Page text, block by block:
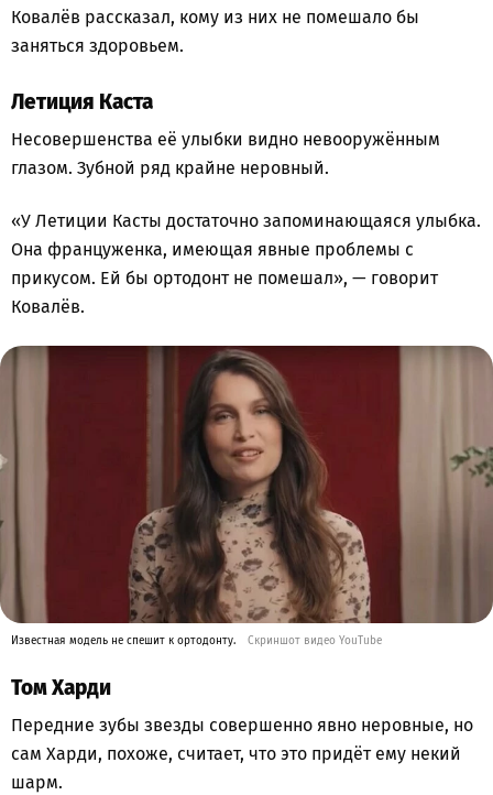
Ковалёв рассказал, кому из них не помешало бы
заняться здоровьем.
Летиция Каста
Несовершенства её улыбки видно невооружённым
глазом. Зубной ряд крайне неровный.
«У Летиции Касты достаточно запоминающаяся улыбка.
Она француженка, имеющая явные проблемы с
прикусом. Ей бы ортодонт не помешал», — говорит
Ковалёв.
Известная модель не спешит к ортодонту. Скриншот видео YouTube
Том Харди
Передние зубы звезды совершенно явно неровные, но
сам Харди, похоже, считает, что это придёт ему некий
шарм.